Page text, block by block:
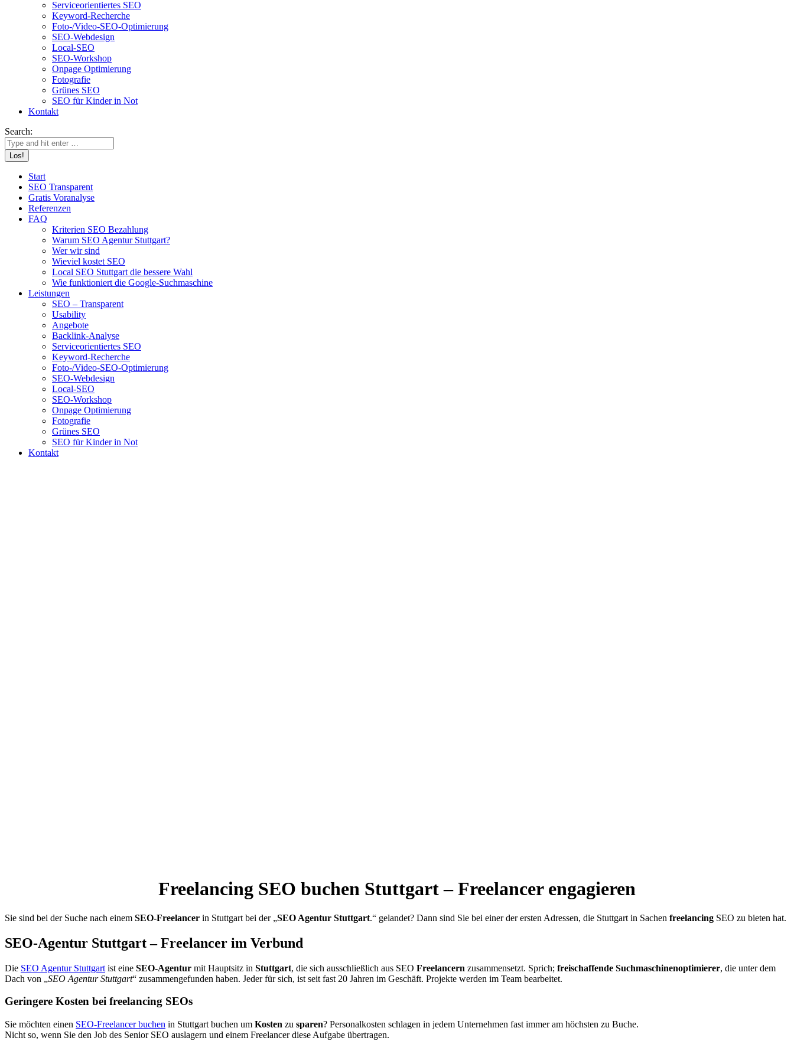
Serviceorientiertes SEO
Keyword-Recherche
Foto-/Video-SEO-Optimierung
SEO-Webdesign
Local-SEO
SEO-Workshop
Onpage Optimierung
Fotografie
Grünes SEO
SEO für Kinder in Not
Kontakt
Search:
Start
SEO Transparent
Gratis Voranalyse
Referenzen
FAQ
Kriterien SEO Bezahlung
Warum SEO Agentur Stuttgart?
Wer wir sind
Wieviel kostet SEO
Local SEO Stuttgart die bessere Wahl
Wie funktioniert die Google-Suchmaschine
Leistungen
SEO – Transparent
Usability
Angebote
Backlink-Analyse
Serviceorientiertes SEO
Keyword-Recherche
Foto-/Video-SEO-Optimierung
SEO-Webdesign
Local-SEO
SEO-Workshop
Onpage Optimierung
Fotografie
Grünes SEO
SEO für Kinder in Not
Kontakt
Freelancing SEO buchen Stuttgart – Freelancer engagieren
Sie sind bei der Suche nach einem SEO-Freelancer in Stuttgart bei der „SEO Agentur Stuttgart.“ gelandet? Dann sind Sie bei einer der ersten Adressen, die Stuttgart in Sachen freelancing SEO zu bieten hat.
SEO-Agentur Stuttgart – Freelancer im Verbund
Die SEO Agentur Stuttgart ist eine SEO-Agentur mit Hauptsitz in Stuttgart, die sich ausschließlich aus SEO Freelancern zusammensetzt. Sprich; freischaffende Suchmaschinenoptimierer, die unter dem
Dach von „SEO Agentur Stuttgart“ zusammengefunden haben. Jeder für sich, ist seit fast 20 Jahren im Geschäft. Projekte werden im Team bearbeitet.
Geringere Kosten bei freelancing SEOs
Sie möchten einen SEO-Freelancer buchen in Stuttgart buchen um Kosten zu sparen? Personalkosten schlagen in jedem Unternehmen fast immer am höchsten zu Buche.
Nicht so, wenn Sie den Job des Senior SEO auslagern und einem Freelancer diese Aufgabe übertragen.